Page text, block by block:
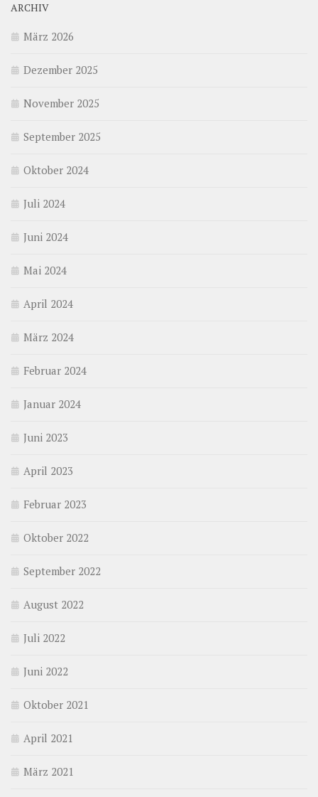
ARCHIV
März 2026
Dezember 2025
November 2025
September 2025
Oktober 2024
Juli 2024
Juni 2024
Mai 2024
April 2024
März 2024
Februar 2024
Januar 2024
Juni 2023
April 2023
Februar 2023
Oktober 2022
September 2022
August 2022
Juli 2022
Juni 2022
Oktober 2021
April 2021
März 2021